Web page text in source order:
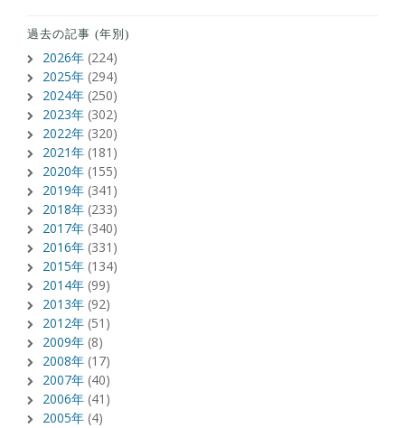
過去の記事 (年別)
2026年 (224)
2025年 (294)
2024年 (250)
2023年 (302)
2022年 (320)
2021年 (181)
2020年 (155)
2019年 (341)
2018年 (233)
2017年 (340)
2016年 (331)
2015年 (134)
2014年 (99)
2013年 (92)
2012年 (51)
2009年 (8)
2008年 (17)
2007年 (40)
2006年 (41)
2005年 (4)